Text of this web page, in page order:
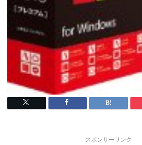
スポンサーリンク